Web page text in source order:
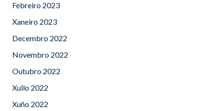
Febreiro 2023
Xaneiro 2023
Decembro 2022
Novembro 2022
Outubro 2022
Xullo 2022
Xuño 2022